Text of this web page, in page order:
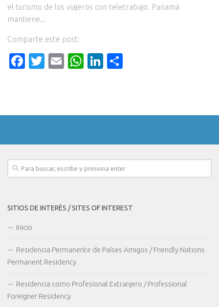
el turismo de los viajeros con teletrabajo. Panamá
mantiene...
Comparte este post:
Facebook
Twitter
EmailWhatsApp
LinkedIn
SITIOS DE INTERÈS / SITES OF INTEREST
Inicio
Residencia Permanente de Países Amigos / Friendly Nations
Permanent Residency
Residencia como Profesional Extranjero / Professional
Foreigner Residency